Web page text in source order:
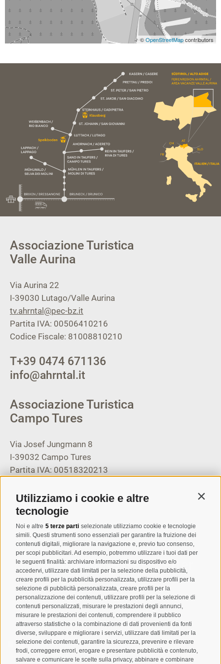
Utilizziamo i cookie e altre
tecnologie
Noi e altre 5 terze parti selezionate utilizziamo cookie e tecnologie
simili. Questi strumenti sono essenziali per garantire la fruizione dei
contenuti digitali, migliorare la navigazione e, previo tuo consenso,
per scopi pubblicitari. Ad esempio, potremmo utilizzare i tuoi dati per
le seguenti finalità: archiviare informazioni su dispositivo e/o
accedervi, utilizzare dati limitati per la selezione della pubblicità,
creare profili per la pubblicità personalizzata, utilizzare profili per la
selezione di pubblicità personalizzata, creare profili per la
personalizzazione dei contenuti, utilizzare profili per la selezione di
contenuti personalizzati, misurare le prestazioni degli annunci,
misurare le prestazioni dei contenuti, comprendere il pubblico
attraverso statistiche o la combinazione di dati provenienti da fonti
diverse, sviluppare e migliorare i servizi, utilizzare dati limitati per la
selezione dei contenuti, garantire la sicurezza, prevenire e rilevare
frodi, correggere errori, erogare e presentare pubblicità e contenuto,
salvare e comunicare le scelte sulla privacy, abbinare e combinare
©OpenStreetMapcontributors
Associazione Turistica
Valle Aurina
Via Aurina 22
I-39030 Lutago/Valle Aurina
tv.ahrntal@pec-bz.it
Partita IVA: 00506410216
Codice Fiscale: 81008810210
T+39 0474 671136
info@ahrntal.it
Associazione Turistica
Campo Tures
Via Josef Jungmann 8
I-39032 Campo Tures
Partita IVA: 00518320213
T+39 0474 678076
info@taufers.com
Registrazione Newsletter
Letto e compreso laprivacy policy, autorizzo il Titolare al
trattamento dei dati personali